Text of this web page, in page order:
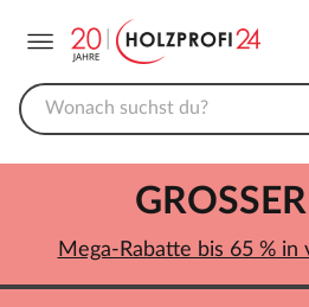
Mega-Rabatte bis 65 % in